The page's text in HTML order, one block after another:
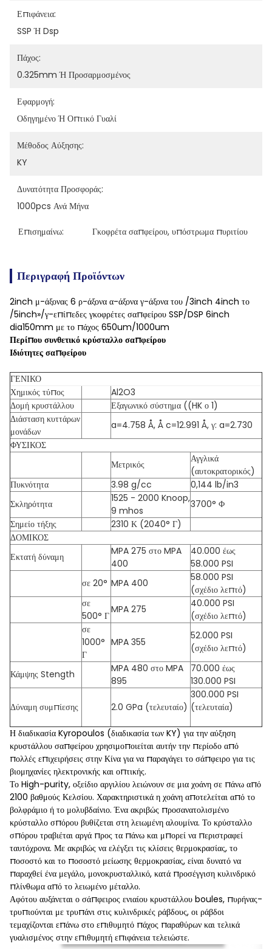
Επιφάνεια:
SSP Ή Dsp
Πάχος:
0.325mm Ή Προσαρμοσμένος
Εφαρμογή:
Οδηγημένο Ή Οπτικό Γυαλί
Μέθοδος Αύξησης:
KY
Δυνατότητα Προσφοράς:
1000pcs Ανά Μήνα
Επισημαίνω: Γκοφρέτα σαπφείρου, υπόστρωμα πυριτίου
Περιγραφή Προϊόντων
2inch μ-άξονας 6 ρ-άξονα α-άξονα γ-άξονα του /3inch 4inch το
/5inch»/γ-επίπεδες γκοφρέτες σαπφείρου SSP/DSP 6inch
dia150mm με το πάχος 650um/1000um
Περίπου συνθετικό κρύσταλλο σαπφείρου
Ιδιότητες σαπφείρου
ΓΕΝΙΚΟ
Χημικός τύπος
Al2O3
Δομή κρυστάλλου
Εξαγωνικό σύστημα ((HK ο 1)
Διάσταση κυττάρων
μονάδων
a=4.758 Å, Å c=12.991 Å, γ: a=2.730
ΦΥΣΙΚΟΣ
Μετρικός
Αγγλικά
(αυτοκρατορικός)
Πυκνότητα
3.98 g/cc
0,144 lb/in3
Σκληρότητα
1525 - 2000 Knoop,
9 mhos
3700° Φ
Σημείο τήξης
2310 Κ (2040° Γ)
ΔΟΜΙΚΟΣ
Εκτατή δύναμη
MPA 275 στο MPA
400
40.000 έως
58.000 PSI
σε 20° MPA 400
58.000 PSI
(σχέδιο λεπτό)
σε
500° Γ
MPA 275
40.000 PSI
(σχέδιο λεπτό)
σε
1000°
Γ
MPA 355
52.000 PSI
(σχέδιο λεπτό)
Κάμψης Stength
MPA 480 στο MPA
895
70.000 έως
130.000 PSI
Δύναμη συμπίεσης 2.0 GPa (τελευταίο)
300.000 PSI
(τελευταία)
Η διαδικασία Kyropoulos (διαδικασία των KY) για την αύξηση
κρυστάλλου σαπφείρου χρησιμοποιείται αυτήν την περίοδο από
πολλές επιχειρήσεις στην Κίνα για να παραγάγει το σάπφειρο για τις
βιομηχανίες ηλεκτρονικής και οπτικής.
Το High-purity, οξείδιο αργιλίου λειώνουν σε μια χοάνη σε πάνω από
2100 βαθμούς Κελσίου. Χαρακτηριστικά η χοάνη αποτελείται από το
βολφράμιο ή το μολυβδαίνιο. Ένα ακριβώς προσανατολισμένο
κρύσταλλο σπόρου βυθίζεται στη λειωμένη αλουμίνα. Το κρύσταλλο
σπόρου τραβιέται αργά προς τα πάνω και μπορεί να περιστραφεί
ταυτόχρονα. Με ακριβώς να ελέγξει τις κλίσεις θερμοκρασίας, το
ποσοστό και το ποσοστό μείωσης θερμοκρασίας, είναι δυνατό να
παραχθεί ένα μεγάλο, μονοκρυσταλλικό, κατά προσέγγιση κυλινδρικό
πλίνθωμα από το λειωμένο μέταλλο.
Αφότου αυξάνεται ο σάπφειρος ενιαίου κρυστάλλου boules, πυρήνας-
τρυπιούνται με τρυπάνι στις κυλινδρικές ράβδους, οι ράβδοι
τεμαχίζονται επάνω στο επιθυμητό πάχος παραθύρων και τελικά
γυαλισμένος στην επιθυμητή επιφάνεια τελειώστε.